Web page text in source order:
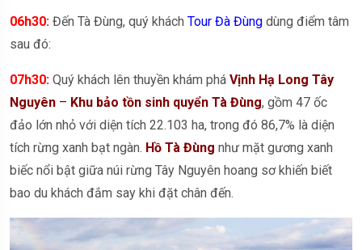
06h30: Đến Tà Đùng, quý khách Tour Đà Đùng dùng điểm tâm
sau đó:
07h30: Quý khách lên thuyền khám phá Vịnh Hạ Long Tây
Nguyên – Khu bảo tồn sinh quyển Tà Đùng, gồm 47 ốc
đảo lớn nhỏ với diện tích 22.103 ha, trong đó 86,7% là diện
tích rừng xanh bạt ngàn. Hồ Tà Đùng như mặt gương xanh
biếc nổi bật giữa núi rừng Tây Nguyên hoang sơ khiến biết
bao du khách đắm say khi đặt chân đến.